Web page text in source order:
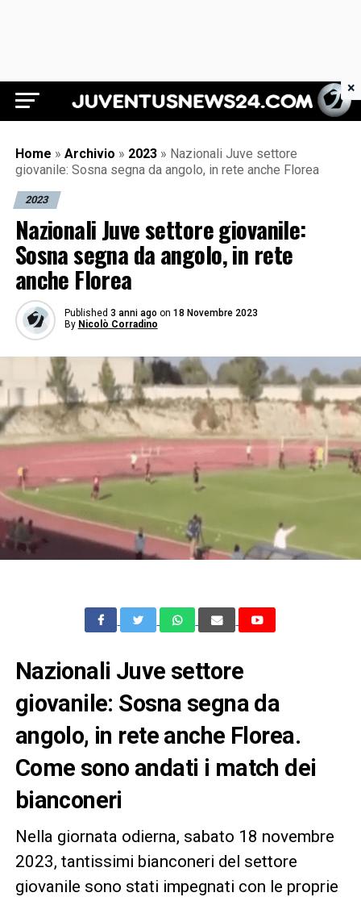
Juventus News 24
Home » Archivio » 2023 » Nazionali Juve settore
giovanile: Sosna segna da angolo, in rete anche Florea
2023
Nazionali Juve settore giovanile:
Sosna segna da angolo, in rete
anche Florea
Published 3 anni ago on 18 Novembre 2023
By Nicolò Corradino
Nazionali Juve settore
giovanile: Sosna segna da
angolo, in rete anche Florea.
Come sono andati i match dei
bianconeri
Nella giornata odierna, sabato 18 novembre
2023, tantissimi bianconeri del settore
giovanile sono stati impegnati con le proprie
×